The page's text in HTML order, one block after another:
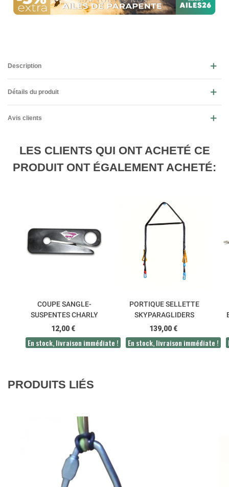
Description
Détails du produit
Avis clients
LES CLIENTS QUI ONT ACHETÉ CE
PRODUIT ONT ÉGALEMENT ACHETÉ:
COUPE SANGLE-
SUSPENTES CHARLY
12,00 €
En stock, livraison immédiate !
PORTIQUE SELLETTE
SKYPARAGLIDERS
139,00 €
En stock, livraison immédiate !
PRODUITS LIÉS